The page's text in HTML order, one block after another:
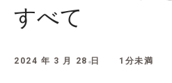
すべて
2024 年 3 月 28 日 1分未満